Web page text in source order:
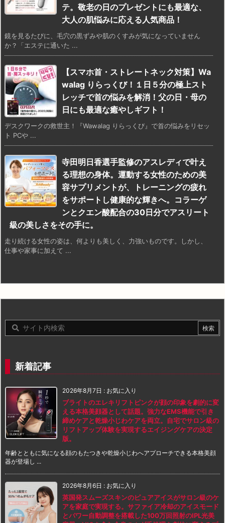
テ。敬老の日のプレゼントにも最適な、
大人の肌悩みに応える人気商品！
鏡を見るたびに、毛穴の黒ずみや肌のくすみが気になっていません
か？「エステに通いた ...
【スマホ首・ストレートネック対策】Wa
walag りらっくび！１日５分の極上スト
レッチで首の悩みを解消！父の日・母の
日にも最適な癒やしギフト！
デスクワークの救世主！『Wawalag りらっくび』で首の悩みをリセッ
ト PCや ...
寺田明日香選手監修のアスレディで叶え
る理想の身体。運動する女性のための美
容サプリメントが、トレーニングの疲れ
をサポートし健康的な輝きへ。コラーゲ
ンとクエン酸配合の30日分でアスリート
級の美しさをその手に。
走り続ける女性の姿は、何よりも美しく、力強いものです。しかし、
仕事や家事に加えて ...
新着記事
2026年8月7日 : お気に入り
ブライトのエレキリフトピンクが顔の印象を劇的に変
える本格美顔器として話題。強力なEMS機能で引き
締めケアと乾燥小じわケアを両立。自宅でサロン級の
リフトアップ体験を実現するエイジングケアの決定
版。
年齢とともに気になる顔のもたつきや乾燥小じわへアプローチできる本格美顔
器が登場し ...
2026年8月6日 : お気に入り
英国発スムーズスキンのピュアアイスがサロン級のケ
アを家庭で実現する。サファイア冷却のアイスモード
とパワー自動調整を搭載した100万回照射のIPL光美